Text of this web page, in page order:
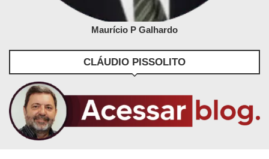
Maurício P Galhardo
CLÁUDIO PISSOLITO